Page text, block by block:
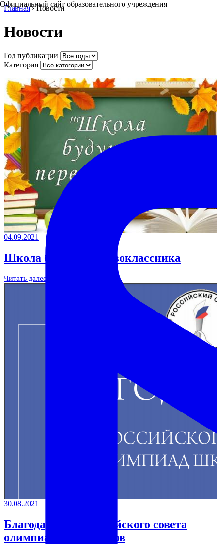
Официальный сайт образовательного учреждения
Главная › Новости
Новости
Год публикации
Категория
04.09.2021
Школа будущего первоклассника
Читать далее →
30.08.2021
Благодарность Российского совета
олимпиад школьников